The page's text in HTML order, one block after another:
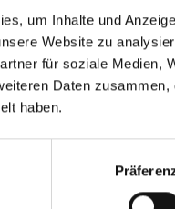
um Inhalte und
Website zu
für soziale Medien,
Daten
haben.
0 6 1 5
0 6 1 5
9